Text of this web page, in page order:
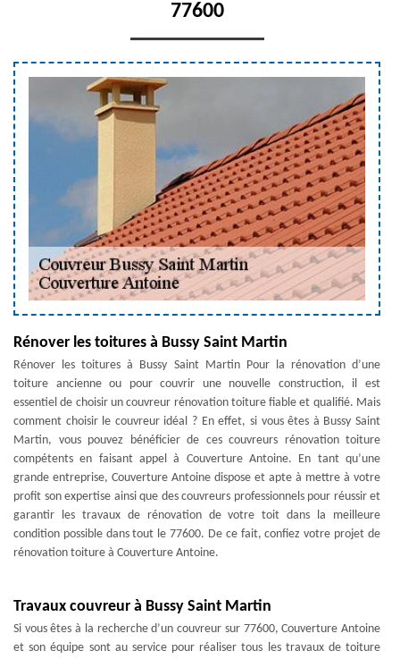
77600
Rénover les toitures à Bussy Saint Martin
Rénover les toitures à Bussy Saint Martin Pour la rénovation d’une
toiture ancienne ou pour couvrir une nouvelle construction, il est
essentiel de choisir un couvreur rénovation toiture fiable et qualifié. Mais
comment choisir le couvreur idéal ? En effet, si vous êtes à Bussy Saint
Martin, vous pouvez bénéficier de ces couvreurs rénovation toiture
compétents en faisant appel à Couverture Antoine. En tant qu’une
grande entreprise, Couverture Antoine dispose et apte à mettre à votre
profit son expertise ainsi que des couvreurs professionnels pour réussir et
garantir les travaux de rénovation de votre toit dans la meilleure
condition possible dans tout le 77600. De ce fait, confiez votre projet de
rénovation toiture à Couverture Antoine.
Travaux couvreur à Bussy Saint Martin
Si vous êtes à la recherche d’un couvreur sur 77600, Couverture Antoine
et son équipe sont au service pour réaliser tous les travaux de toiture